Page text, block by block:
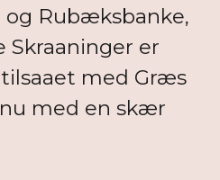
og Rubæksbanke,
Skraaninger er
med Græs
med en skær